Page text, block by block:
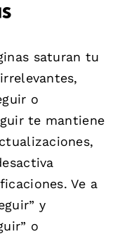
saturan tu
o
te mantiene
Ve a
y
o